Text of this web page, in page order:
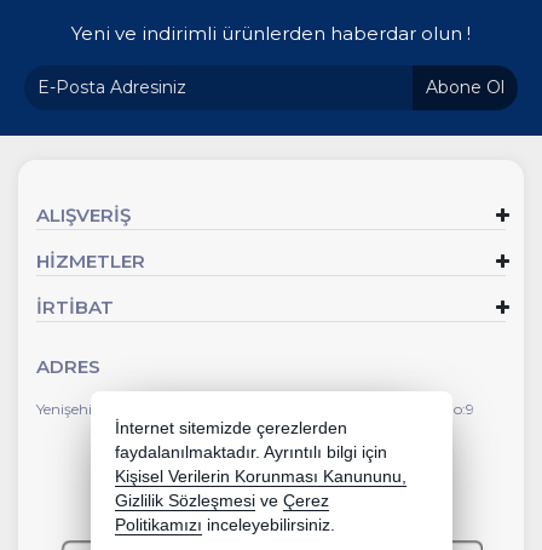
Yeni ve indirimli ürünlerden haberdar olun !
Abone Ol
ALIŞVERİŞ
HİZMETLER
İRTİBAT
ADRES
Yenişehir Mahallesi Faik Ertuğrul Caddesi Çevlik İş Merkezi No:9
İnternet sitemizde çerezlerden
faydalanılmaktadır. Ayrıntılı bilgi için
Kişisel Verilerin Korunması Kanununu,
Gizlilik Sözleşmesi ve Çerez
Politikamızı inceleyebilirsiniz.